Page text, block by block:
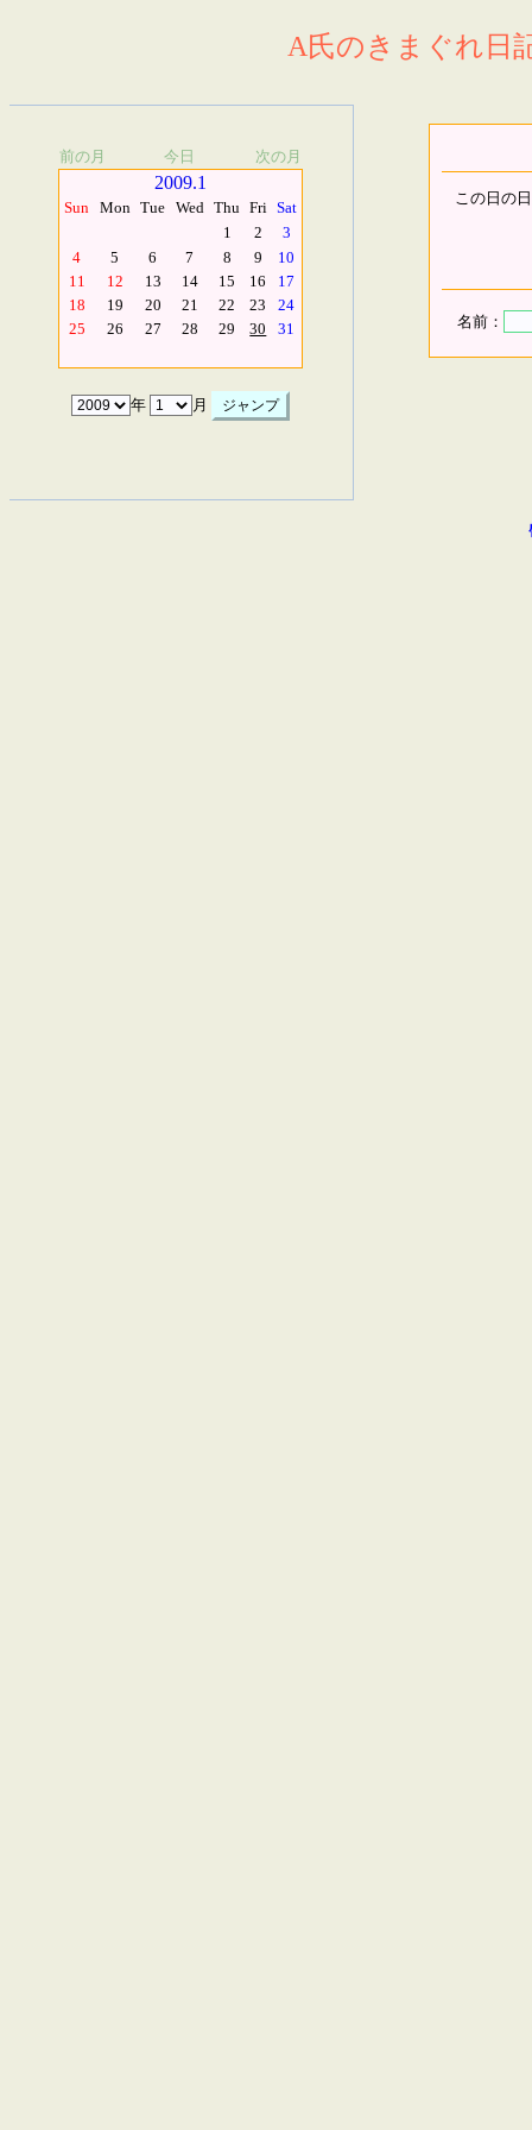
A氏のきまぐれ日
前の月 今日 次の月
2009.1
Sun Mon Tue Wed Thu Fri Sat
1
2
3
4
5 6 7 8 9
10
11
12 13 14 15 16
17
18
19 20 21 22 23
24
25
26 27 28 29 30 31
年 月
この日の
名前：